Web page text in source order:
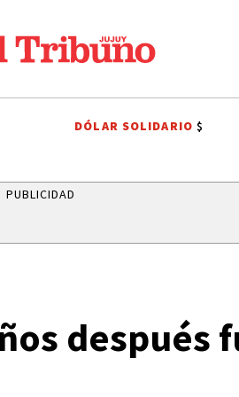
JAPÓN LEANDRO
DÓLAR SOLIDARIO$
PUBLICIDAD
después